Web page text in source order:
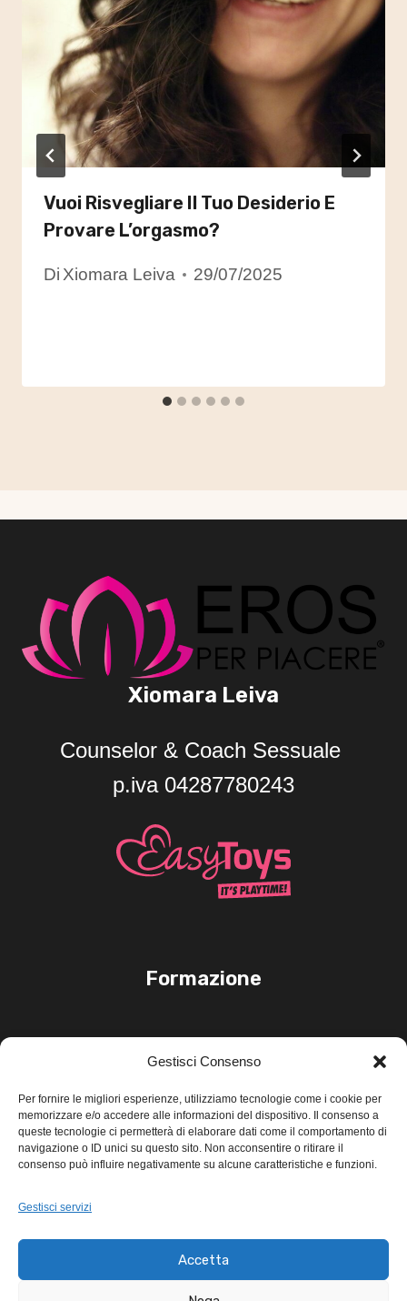
Gestisci Consenso
Per fornire le migliori esperienze, utilizziamo tecnologie come i cookie per
memorizzare e/o accedere alle informazioni del dispositivo. Il consenso a
queste tecnologie ci permetterà di elaborare dati come il comportamento di
navigazione o ID unici su questo sito. Non acconsentire o ritirare il
consenso può influire negativamente su alcune caratteristiche e funzioni.
Gestisci servizi
Accetta
Vuoi Risvegliare Il Tuo Desiderio E
Provare L’orgasmo?
Di Xiomara Leiva 29/07/2025
Xiomara Leiva
Counselor & Coach Sessuale
p.iva 04287780243
Formazione
Link Utili
PRIVACY POLICY
TERMINI E CONDIZIONI
© 2026 Xiomara Leiva - tutti i diritti
riservati